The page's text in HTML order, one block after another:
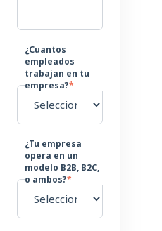
¿Cuantos
empleados
trabajan en tu
empresa?*
¿Tu empresa
opera en un
modelo B2B, B2C,
o ambos?*